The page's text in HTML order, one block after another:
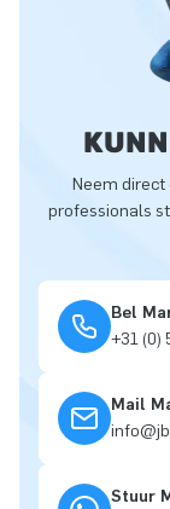
Neem direct
professionals
Bel
+31 (0)
Mail
Stuur